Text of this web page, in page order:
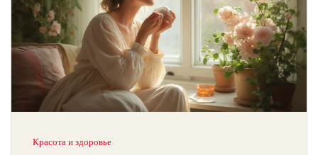
Красота и здоровье